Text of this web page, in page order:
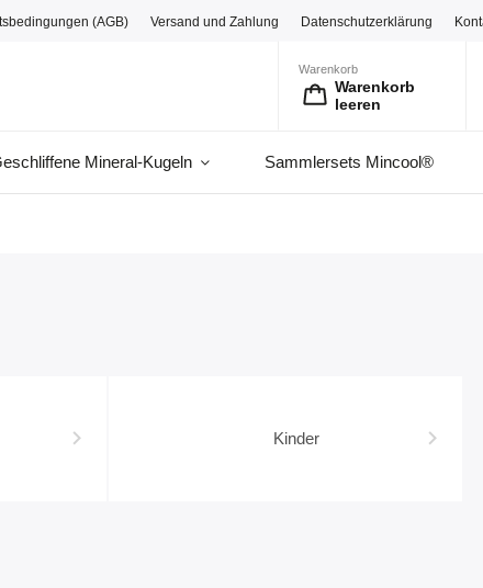
(AGB) Versand und Zahlung Datenschutzerklärung
Warenkorb
Warenkorb
leeren
Mineral-Kugeln Sammlersets Mincool®
Kinder